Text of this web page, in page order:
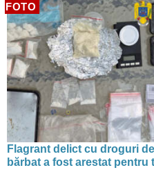
FOTO
Flagrant delict cu droguri
bărbat a fost arestat